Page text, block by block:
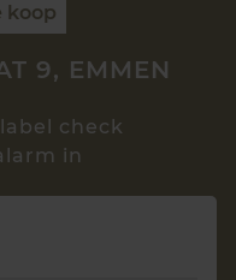
koop
9, EMMEN
check
in